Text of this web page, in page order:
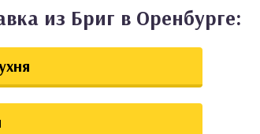
из Бриг в Оренбурге: